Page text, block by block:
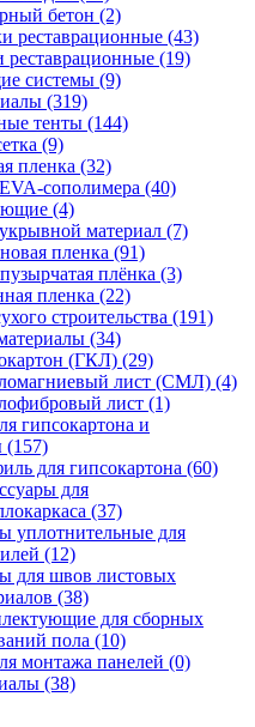
бетон (2)
реставрационные (43)
(19)
системы (9)
(319)
тенты (144)
(9)
пленка (32)
сополимера (40)
(4)
материал (7)
пленка (91)
плёнка (3)
пленка (22)
строительства (191)
(34)
(ГКЛ) (29)
лист (СМЛ) (4)
лист (1)
гипсокартона и
(157)
для гипсокартона (60)
для
(37)
уплотнительные для
(12)
для швов листовых
(38)
для сборных
пола (10)
монтажа панелей (0)
(38)